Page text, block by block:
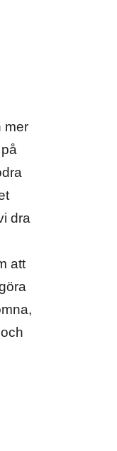
mer
dra
att